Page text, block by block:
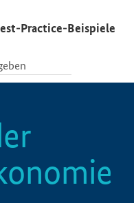
Practice-Beispiele